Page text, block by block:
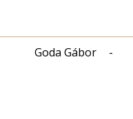
Goda Gábor -